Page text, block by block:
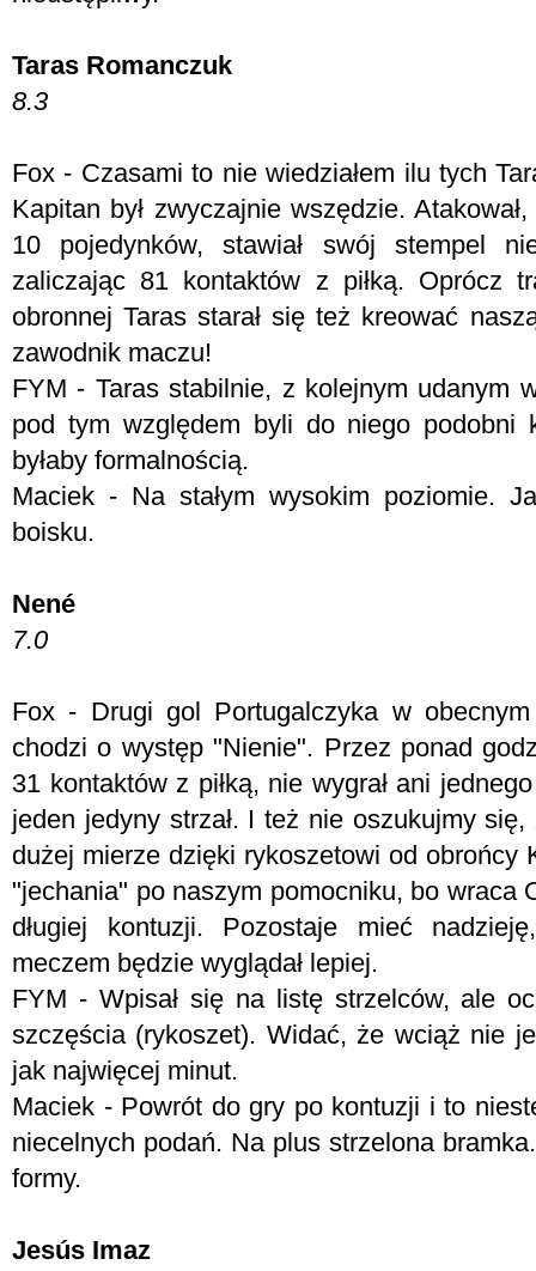
Taras Romanczuk
8.3
Fox - Czasami to nie wiedziałem ilu tych
Kapitan był zwyczajnie wszędzie.
10 pojedynków, stawiał swój stempel
zaliczając 81 kontaktów z piłką. Oprócz
obronnej Taras starał się też kreować
zawodnik maczu!
FYM - Taras stabilnie, z kolejnym udanym
pod tym względem byli do niego podobni
byłaby formalnością.
Maciek - Na stałym wysokim poziomie.
boisku.
Nené
7.0
Fox - Drugi gol Portugalczyka w
chodzi o występ "Nienie". Przez ponad
31 kontaktów z piłką, nie wygrał ani
jeden jedyny strzał. I też nie oszukujmy
dużej mierze dzięki rykoszetowi od obrońcy
"jechania" po naszym pomocniku, bo wraca
długiej kontuzji. Pozostaje mieć
meczem będzie wyglądał lepiej.
FYM - Wpisał się na listę strzelców, ale
szczęścia (rykoszet). Widać, że wciąż nie
jak najwięcej minut.
Maciek - Powrót do gry po kontuzji i to
niecelnych podań. Na plus strzelona
formy.
Jesús Imaz